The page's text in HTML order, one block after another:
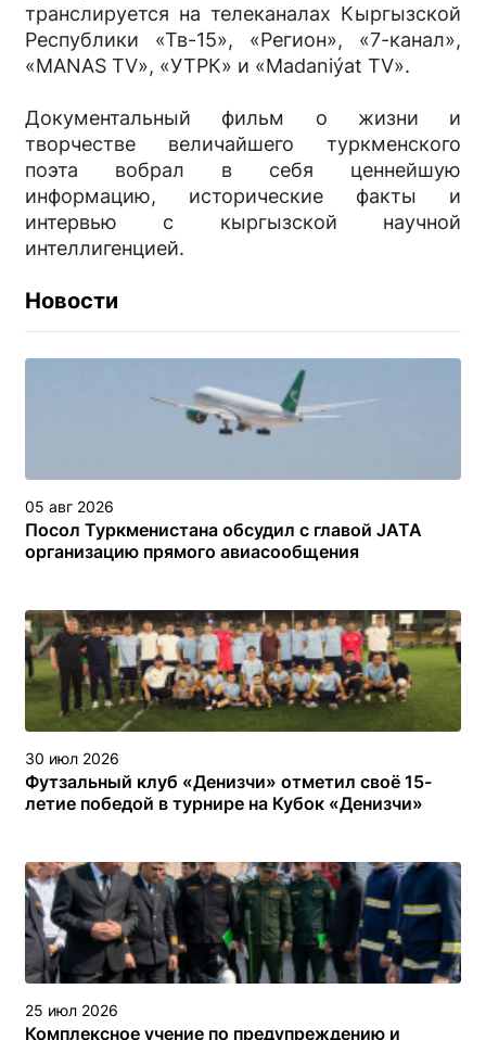
транслируется на телеканалах Кыргызской
Республики «Тв-15», «Регион», «7-канал»,
«MANAS TV», «УТРК» и «Madaniýat TV».
Документальный фильм о жизни и
творчестве величайшего туркменского
поэта вобрал в себя ценнейшую
информацию, исторические факты и
интервью с кыргызской научной
интеллигенцией.
Новости
05 авг 2026
Посол Туркменистана обсудил с главой JATA
организацию прямого авиасообщения
30 июл 2026
Футзальный клуб «Денизчи» отметил своё 15-
летие победой в турнире на Кубок «Денизчи»
25 июл 2026
Комплексное учение по предупреждению и